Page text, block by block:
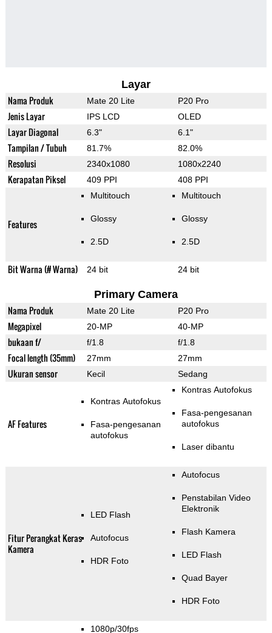
Layar
Nama Produk Mate 20 Lite P20 Pro
Jenis Layar IPS LCD OLED
Layar Diagonal 6.3" 6.1"
Tampilan / Tubuh 81.7% 82.0%
Resolusi 2340x1080 1080x2240
Kerapatan Piksel 409 PPI 408 PPI
Features
Multitouch
Glossy
2.5D
Multitouch
Glossy
2.5D
Bit Warna (# Warna) 24 bit 24 bit
Primary Camera
Nama Produk Mate 20 Lite P20 Pro
Megapixel 20-MP 40-MP
bukaan f/ f/1.8 f/1.8
Focal length (35mm) 27mm 27mm
Ukuran sensor Kecil Sedang
AF Features
Kontras Autofokus
Fasa-pengesanan
autofokus
Kontras Autofokus
Fasa-pengesanan
autofokus
Laser dibantu
Fitur Perangkat Keras
Kamera
LED Flash
Autofocus
HDR Foto
Autofocus
Penstabilan Video
Elektronik
Flash Kamera
LED Flash
Quad Bayer
HDR Foto
1080p/30fps